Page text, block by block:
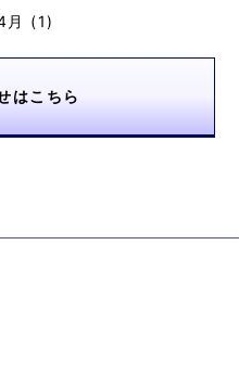
(1)
はこちら